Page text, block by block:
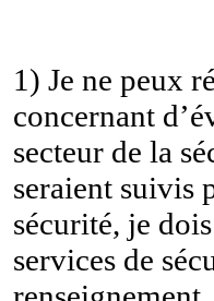
1) Je ne peux
concernant
secteur de la
seraient suivis
sécurité, je
services de